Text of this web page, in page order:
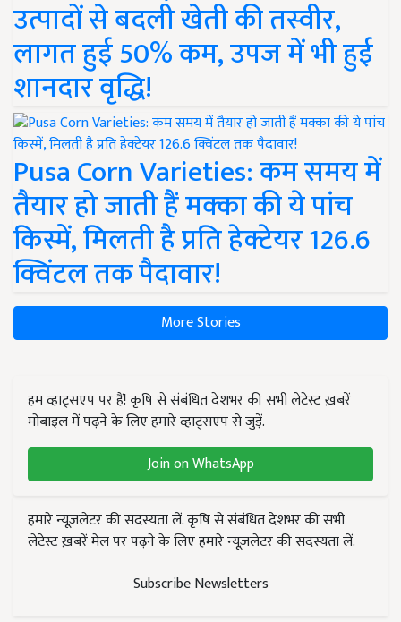
उत्पादों से बदली खेती की तस्वीर,
लागत हुई 50% कम, उपज में भी हुई
शानदार वृद्धि!
Pusa Corn Varieties: कम समय में
तैयार हो जाती हैं मक्का की ये पांच
किस्में, मिलती है प्रति हेक्टेयर 126.6
क्विंटल तक पैदावार!
More Stories
हम व्हाट्सएप पर हैं! कृषि से संबंधित देशभर की सभी लेटेस्ट ख़बरें
मोबाइल में पढ़ने के लिए हमारे व्हाट्सएप से जुड़ें.
Join on WhatsApp
हमारे न्यूज़लेटर की सदस्यता लें. कृषि से संबंधित देशभर की सभी
लेटेस्ट ख़बरें मेल पर पढ़ने के लिए हमारे न्यूज़लेटर की सदस्यता लें.
Subscribe Newsletters